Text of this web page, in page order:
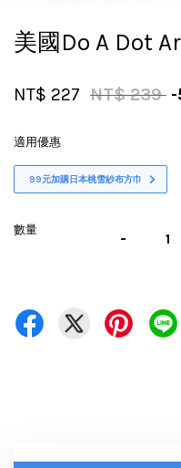
美國Do A Dot
NT$ 227 NT$ 239 -
適用優惠
99元加購日本桃雪紗布方巾
數量 -